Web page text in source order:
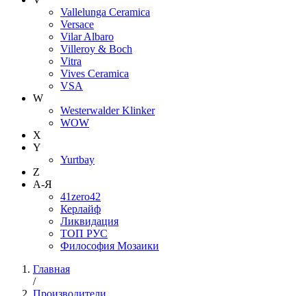
Vallelunga Ceramica
Versace
Vilar Albaro
Villeroy & Boch
Vitra
Vives Ceramica
VSA
W
Westerwalder Klinker
WOW
X
Y
Yurtbay
Z
А-Я
41zero42
Керлайф
Ликвидация
ТОП РУС
Философия Мозаики
Главная
/
Производители